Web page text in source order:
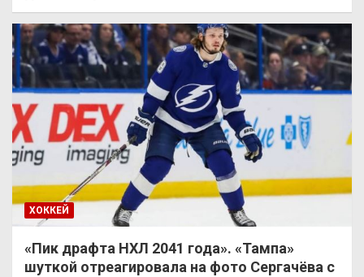
ХОККЕЙ
«Пик драфта НХЛ 2041 года». «Тампа»
шуткой отреагировала на фото Сергачёва с